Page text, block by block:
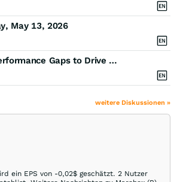
May 13, 2026
Marchex Engage Now Broadly Available to Help Businesses Act on Performance Gaps to Drive Revenue Growth
weitere Diskussionen »
ein EPS von -0,02$ geschätzt. 2 Nutzer